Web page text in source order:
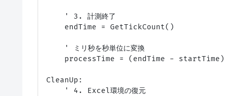
    ' 3. 計測終了
    endTime = GetTickCount()
    ' ミリ秒を秒単位に変換
processTime = (endTime -
CleanUp:
    ' 4. Excel環境の復元